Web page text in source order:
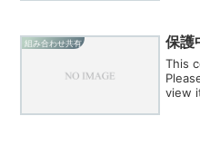
組み合わせ共有 保護
This
view